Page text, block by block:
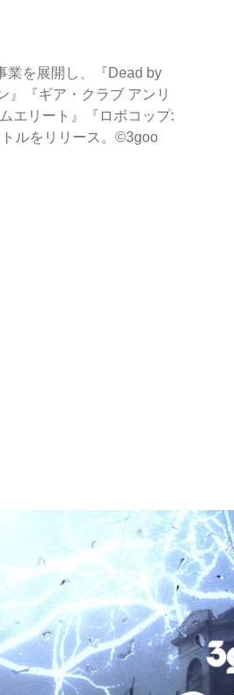
業を展開し、『Dead by
』『ギア・クラブ アンリ
エリート』『ロボコップ:
ルをリリース。©3goo